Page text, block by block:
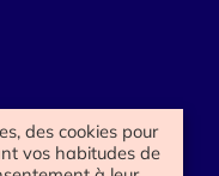
des cookies pour
vos habitudes de